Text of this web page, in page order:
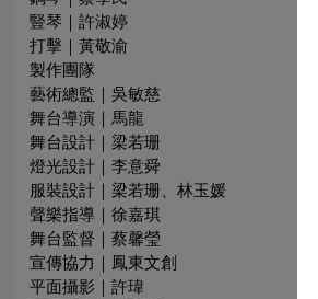
豎琴｜許淑婷
打擊｜黃敬渝
製作團隊
藝術總監｜吳敏慈
舞台導演｜馬龍
舞台設計｜梁若珊
燈光設計｜李意舜
服裝設計｜梁若珊、林玉媛
聲樂指導｜徐嘉琪
舞台監督｜蔡馨瑩
宣傳協力｜鳳東文創
平面攝影｜許瑋